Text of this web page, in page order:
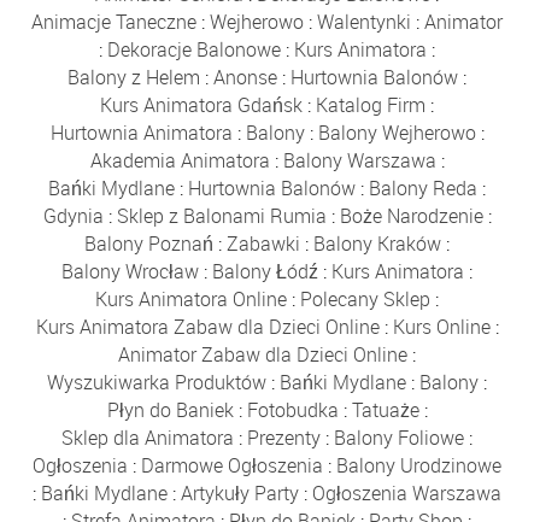
Animacje Taneczne :Wejherowo :Walentynki :Animator
: Dekoracje Balonowe : Kurs Animatora :
Balony z Helem :Anonse : Hurtownia Balonów :
Kurs Animatora Gdańsk : Katalog Firm :
Hurtownia Animatora : Balony: Balony Wejherowo:
Akademia Animatora : Balony Warszawa :
Bańki Mydlane : Hurtownia Balonów : Balony Reda :
Gdynia : Sklep z Balonami Rumia : Boże Narodzenie:
Balony Poznań :Zabawki : Balony Kraków :
Balony Wrocław : Balony Łódź : Kurs Animatora :
Kurs Animatora Online : Polecany Sklep :
Kurs Animatora Zabaw dla Dzieci Online: Kurs Online:
Animator Zabaw dla Dzieci Online :
Wyszukiwarka Produktów : Bańki Mydlane : Balony :
Płyn do Baniek: Fotobudka :Tatuaże:
Sklep dla Animatora : Prezenty : Balony Foliowe :
Ogłoszenia : Darmowe Ogłoszenia : Balony Urodzinowe
: Bańki Mydlane :Artykuły Party : Ogłoszenia Warszawa